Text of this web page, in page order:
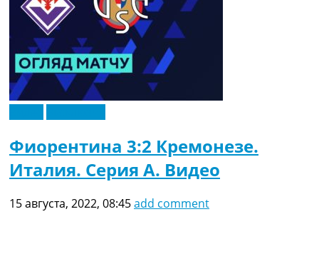
Фиорентина 3:2 Кремонезе.
Италия. Серия A. Видео
15 августа, 2022, 08:45add comment